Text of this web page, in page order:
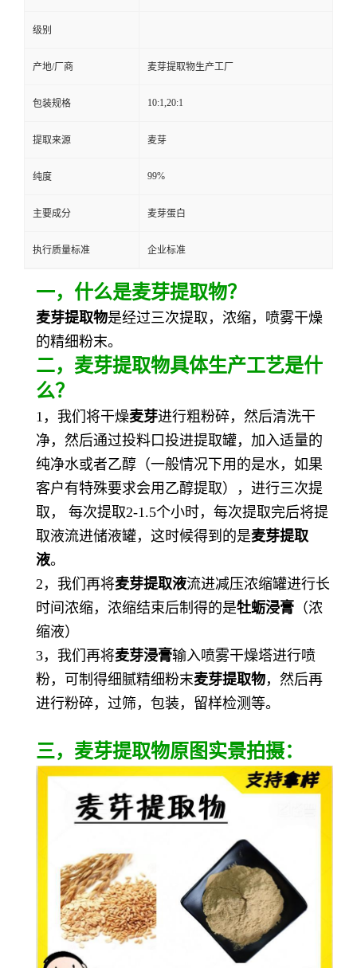
级别
产地/厂商 麦芽提取物生产工厂
包装规格 10:1,20:1
提取来源 麦芽
纯度 99%
主要成分 麦芽蛋白
执行质量标准 企业标准
一， 什么是麦芽提取物？
麦芽提取物是经过三次提取，浓缩，喷雾干燥
的精细粉末。
二， 麦芽提取物具体生产工艺是什
么？
1，我们将干燥麦芽进行粗粉碎，然后清洗干
净，然后通过投料口投进提取罐，加入适量的
纯净水或者乙醇（一般情况下用的是水，如果
客户有特殊要求会用乙醇提取），进行三次提
取， 每次提取2-1.5个小时，每次提取完后将提
取液流进储液罐，这时候得到的是麦芽提取
液。
2，我们再将麦芽提取液流进减压浓缩罐进行长
时间浓缩，浓缩结束后制得的是牡蛎浸膏 （浓
缩液）
3，我们再将麦芽浸膏输入喷雾干燥塔进行喷
粉，可制得细腻精细粉末麦芽提取物，然后再
进行粉碎，过筛，包装，留样检测等。
三，麦芽提取物原图实景拍摄：